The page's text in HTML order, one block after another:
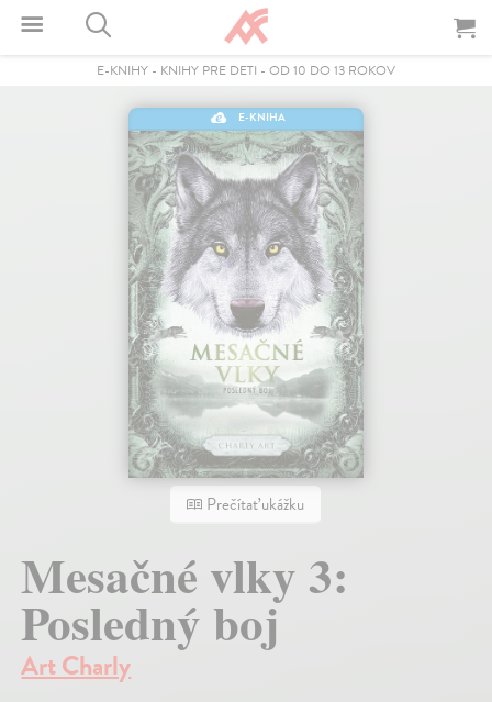
E-KNIHY - KNIHY PRE DETI - OD 10 DO 13 ROKOV
E-KNIHA
Prečítať ukážku
Mesačné vlky 3:
Posledný boj
Art Charly